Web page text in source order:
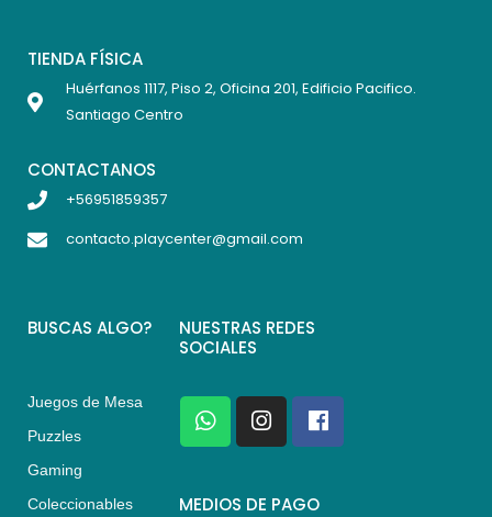
TIENDA FÍSICA
Huérfanos 1117, Piso 2, Oficina 201, Edificio Pacifico.
Santiago Centro
CONTACTANOS
+56951859357
contacto.playcenter@gmail.com
BUSCAS ALGO?
Juegos de Mesa
Puzzles
Gaming
Coleccionables
NUESTRAS REDES
SOCIALES
W
h
a
s
I
n
s
a
F
a
c
b
MEDIOS DE PAGO